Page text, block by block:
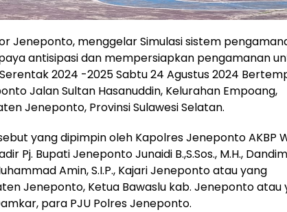
Jeneponto, menggelar Simulasi sistem
antisipasi dan mempersiapkan pengamanan
2024 -2025 Sabtu 24 Agustus 2024
Jalan Sultan Hasanuddin, Kelurahan Empoang,
Jeneponto, Provinsi Sulawesi Selatan.
yang dipimpin oleh Kapolres Jeneponto AKBP
Pj. Bupati Jeneponto Junaidi B.,S.Sos., M.H., Dandim
Amin, S.I.P., Kajari Jeneponto atau yang
Jeneponto, Ketua Bawaslu kab. Jeneponto atau
para PJU Polres Jeneponto.